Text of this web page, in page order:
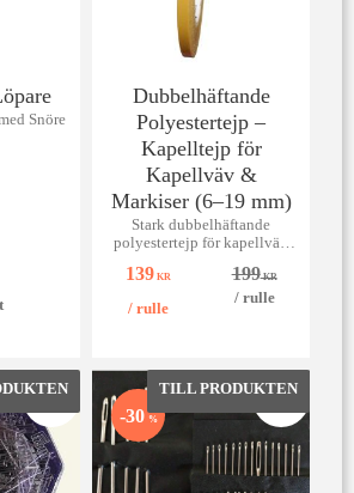
Snöre
Dubbelhäftande
Polyestertejp –
Kapelltejp för
Kapellväv &
Markiser (6–19 mm)
Stark dubbelhäftande
polyestertejp för kapellväv
fixera tyget innan sömnad. Ej
för kapellfönster.
139KR
/ rulle
199KR
/ rulle
Lägg till i favoriter
30 % Lägg till